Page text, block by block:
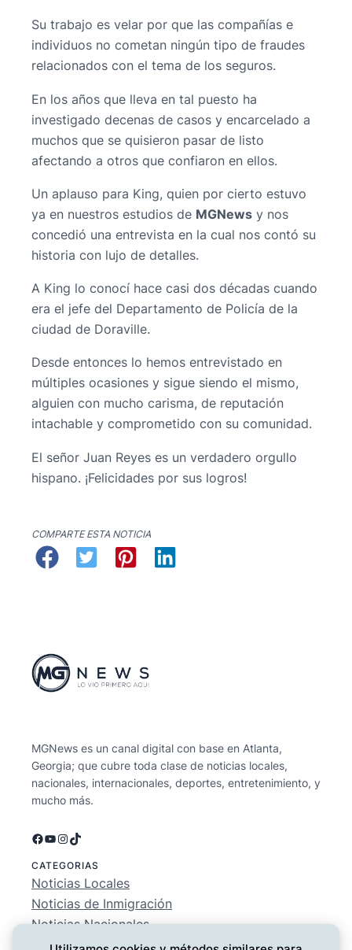
Su trabajo es velar por que las compañías e
individuos no cometan ningún tipo de fraudes
relacionados con el tema de los seguros.
En los años que lleva en tal puesto ha
investigado decenas de casos y encarcelado a
muchos que se quisieron pasar de listo
afectando a otros que confiaron en ellos.
Un aplauso para King, quien por cierto estuvo
ya en nuestros estudios de MGNews y nos
concedió una entrevista en la cual nos contó su
historia con lujo de detalles.
A King lo conocí hace casi dos décadas cuando
era el jefe del Departamento de Policía de la
ciudad de Doraville.
Desde entonces lo hemos entrevistado en
múltiples ocasiones y sigue siendo el mismo,
alguien con mucho carisma, de reputación
intachable y comprometido con su comunidad.
El señor Juan Reyes es un verdadero orgullo
hispano. ¡Felicidades por sus logros!
COMPARTE ESTA NOTICIA
MGNews es un canal digital con base en Atlanta,
Georgia; que cubre toda clase de noticias locales,
nacionales, internacionales, deportes, entretenimiento, y
mucho más.
Facebook
YouTube
Instagram
TikTok
CATEGORIAS
Noticias Locales
Noticias de Inmigración
Noticias Nacionales
Deportes